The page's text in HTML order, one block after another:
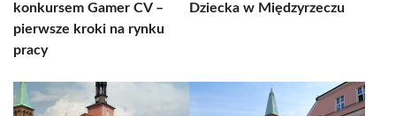
konkursem Gamer CV –
pierwsze kroki na rynku
pracy
Dziecka w Międzyrzeczu